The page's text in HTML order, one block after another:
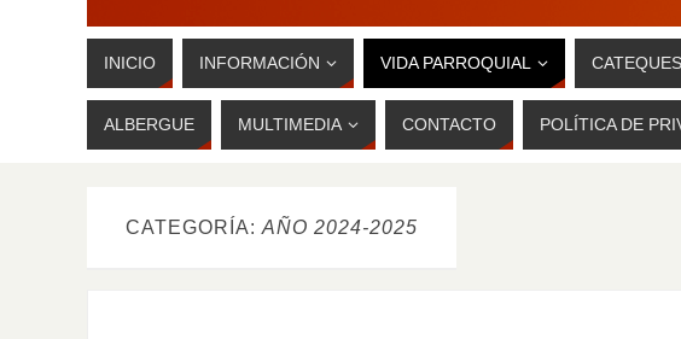
INICIO INFORMACIÓN VIDA PARROQUIAL
ALBERGUE MULTIMEDIA CONTACTO POLÍTICA DE
CATEGORÍA: AÑO 2024-2025